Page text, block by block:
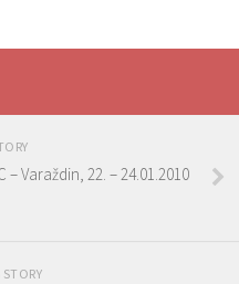
– Varaždin, 22. – 24.01.2010